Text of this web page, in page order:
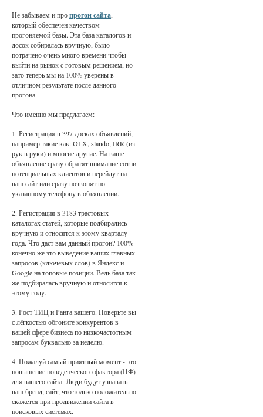
Не забываем и пропрогон сайта,
который обеспечен качеством
прогоняемой базы. Эта база каталогов и
досок собиралась вручную, было
потрачено очень много времени чтобы
выйти на рынок с готовым решением, но
зато теперь мы на 100% уверены в
отличном результате после данного
прогона.
Что именно мы предлагаем:
1. Регистрация в 397 досках объявлений,
например такие как: OLX, slando, IRR (из
рук в руки) и многие другие. На ваше
объявление сразу обратят внимание сотни
потенциальных клиентов и перейдут на
ваш сайт или сразу позвонят по
указанному телефону в объявлении.
2. Регистрация в 3183 трастовых
каталогах статей, которые подбирались
вручную и относятся к этому кварталу
года. Что даст вам данный прогон? 100%
конечно же это выведение ваших главных
запросов (ключевых слов) в Яндекс и
Google на топовые позиции. Ведь база так
же подбиралась вручную и относится к
этому году.
3. Рост ТИЦ и Ранга вашего. Поверьте вы
с лёгкостью обгоните конкурентов в
вашей сфере бизнеса по низкочастотным
запросам буквально за неделю.
4. Пожалуй самый приятный момент - это
повышение поведенческого фактора (ПФ)
для вашего сайта. Люди будут узнавать
ваш бренд, сайт, что только положительно
скажется при продвижении сайта в
поисковых системах.